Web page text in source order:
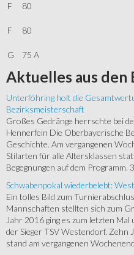
F 80
F 80
G 75 A
Aktuelles aus den
Unterföhring holt die
Bezirksmeisterschaft
Großes Gedränge herrschte bei
Hennerfein Die Oberbayerische
Geschichte. Am vergangenen
Stilarten für alle Altersklassen
Begegnungen auf dem Programm.
Schwabenpokal wiederbelebt:
Ein tolles Bild zum
Mannschaften stellten sich zum
Jahr 2016 ging es zum letzten Mal
der Sieger TSV Westendorf. Zehn
stand am vergangenen